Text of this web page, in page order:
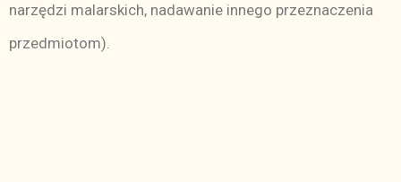
narzędzi malarskich, nadawanie innego przeznaczenia
przedmiotom).